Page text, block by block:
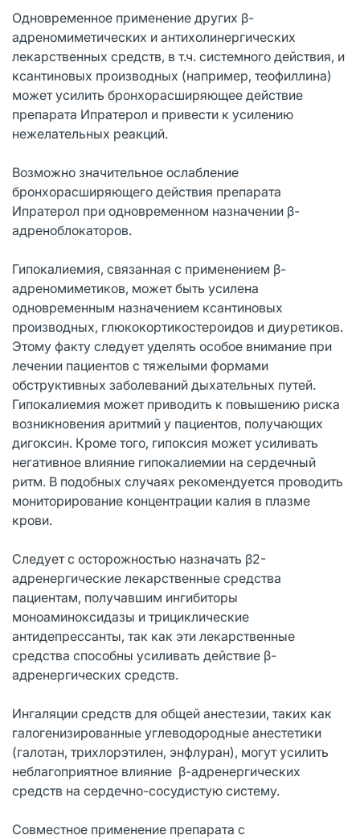
Одновременное применение других β-
адреномиметических и антихолинергических
лекарственных средств, в т.ч. системного действия, и
ксантиновых производных (например, теофиллина)
может усилить бронхорасширяющее действие
препарата Ипратерол и привести к усилению
нежелательных реакций.
Возможно значительное ослабление
бронхорасширяющего действия препарата
Ипратерол при одновременном назначении β-
адреноблокаторов.
Гипокалиемия, связанная с применением β-
адреномиметиков, может быть усилена
одновременным назначением ксантиновых
производных, глюкокортикостероидов и диуретиков.
Этому факту следует уделять особое внимание при
лечении пациентов с тяжелыми формами
обструктивных заболеваний дыхательных путей.
Гипокалиемия может приводить к повышению риска
возникновения аритмий у пациентов, получающих
дигоксин. Кроме того, гипоксия может усиливать
негативное влияние гипокалиемии на сердечный
ритм. В подобных случаях рекомендуется проводить
мониторирование концентрации калия в плазме
крови.
Следует с осторожностью назначать β2-
адренергические лекарственные средства
пациентам, получавшим ингибиторы
моноаминоксидазы и трициклические
антидепрессанты, так как эти лекарственные
средства способны усиливать действие β-
адренергических средств.
Ингаляции средств для общей анестезии, таких как
галогенизированные углеводородные анестетики
(галотан, трихлорэтилен, энфлуран), могут усилить
неблагоприятное влияние β-адренергических
средств на сердечно-сосудистую систему.
Совместное применение препарата с